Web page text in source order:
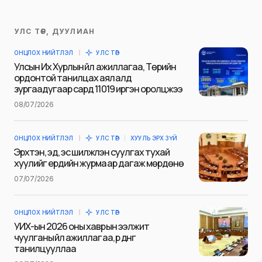
Таны имэйл хаягийг нийтлэхгүй.
тэмдэглэсэн
Сэтгэгдэл*
Name
УЛС ТӨР, ДУУЛИАН
ОНЦЛОХ НИЙТЛЭЛ УЛС ТӨР
Улсын Их Хурлын үйл ажиллагаа, Төрийн
ордонтой танилцах аялалд
зургаадугаар сард 11019 иргэн оролцжээ
08/07/2026
ОНЦЛОХ НИЙТЛЭЛ УЛС ТӨР ХУУЛЬ ЭРХ ЗҮЙ
Эрхтэн, эд, эс шилжүүлэн суулгах тухай
хуулийг ердийн журмаар дагаж мөрдөнө
07/07/2026
ОНЦЛОХ НИЙТЛЭЛ УЛС ТӨР
УИХ-ын 2026 оны хаврын ээлжит
чуулганы үйл ажиллагаа, үр дүнг
танилцууллаа